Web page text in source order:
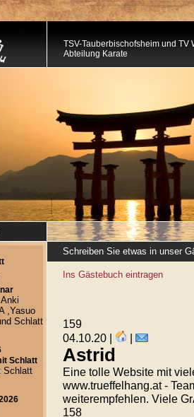
TSV-Tauberbischofsheim und TV
Abteilung Karate
Schreiben Sie etwas in unser
Ins Gästebuch eintragen
159
04.10.20 |
|
Astrid
Eine tolle Website mit
www.trueffelhang.at -
weiterempfehlen. Viele
158